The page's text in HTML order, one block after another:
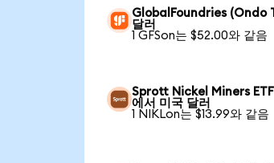
GlobalFoundries (Ondo
달러
1 GFSon는 $52.00와 같음
Sprott Nickel Miners
에서 미국 달러
1 NIKLon는 $13.99와 같음